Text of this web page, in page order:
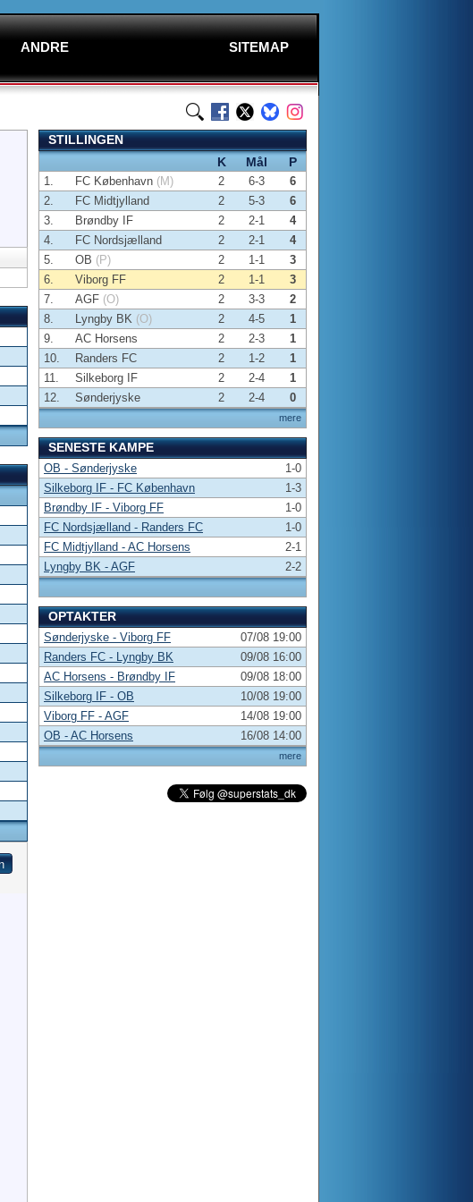
ANDRE SITEMAP
STILLINGEN
K
Mål P
mere
1. FC København (M) 2 6-3
6
2.
FC Midtjylland 2 5-3
6
3.
Brøndby IF 2 2-1
4
4.
FC Nordsjælland 2 2-1
4
5.
OB (P) 2 1-1
3
6.
Viborg FF 2 1-1
3
7.
AGF (O) 2 3-3
2
8.
Lyngby BK (O) 2 4-5
1
9.
AC Horsens 2 2-3
1
10.
Randers FC 2 1-2
1
11.
Silkeborg IF 2 2-4
1
12.
Sønderjyske 2 2-4 0
SENESTE KAMPE
OB - Sønderjyske
1-0
Silkeborg IF - FC København
1-3
Brøndby IF - Viborg FF
1-0
FC Nordsjælland - Randers FC
1-0
FC Midtjylland - AC Horsens
2-1
Lyngby BK - AGF
2-2
OPTAKTER
mere
Sønderjyske - Viborg FF
07/08 19:00
Randers FC - Lyngby BK
09/08 16:00
AC Horsens - Brøndby IF
09/08 18:00
Silkeborg IF - OB
10/08 19:00
Viborg FF - AGF
14/08 19:00
OB - AC Horsens
16/08 14:00